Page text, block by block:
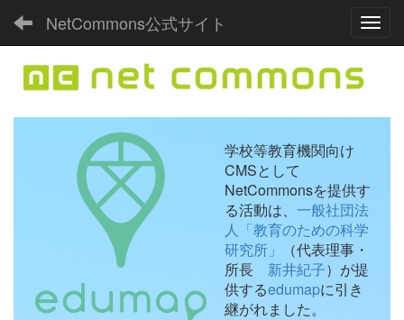
NetCommons公式サイト
学校等教育機関向け
CMSとして
NetCommonsを提供す
る活動は、 一般社団法
人「教育のための科学
研究所」
（代表理事・
所長 新井紀子）が提
供するedumapに引き
継がれました。